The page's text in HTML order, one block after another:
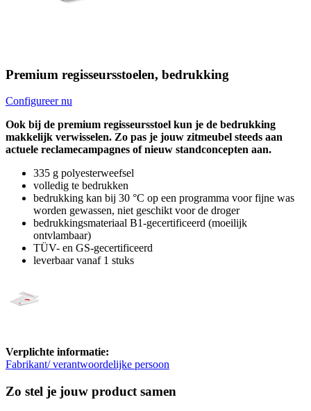
Premium regisseursstoelen, bedrukking
Configureer nu
Ook bij de premium regisseursstoel kun je de bedrukking
makkelijk verwisselen. Zo pas je jouw zitmeubel steeds aan
actuele reclamecampagnes of nieuw standconcepten aan.
335 g polyesterweefsel
volledig te bedrukken
bedrukking kan bij 30 °C op een programma voor fijne was
worden gewassen, niet geschikt voor de droger
bedrukkingsmateriaal B1-gecertificeerd (moeilijk
ontvlambaar)
TÜV- en GS-gecertificeerd
leverbaar vanaf 1 stuks
Verplichte informatie:
Fabrikant/ verantwoordelijke persoon
Zo stel je jouw product samen